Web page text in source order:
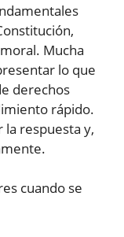
Mucha
lo que
derechos
rápido.
la respuesta y,
cuando se